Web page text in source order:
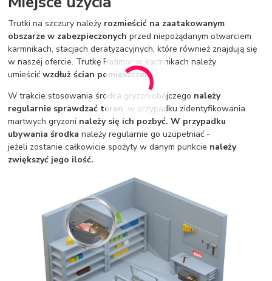
Trutki na szczury należy rozmieścić na zaatakowanym
obszarze w zabezpieczonych przed niepożądanym otwarciem
karmnikach, stacjach deratyzacyjnych, które również znajdują się
w naszej ofercie. Trutkę Ratimor w karmnikach należy
umieścićwzdłuż ścian pomieszczeń.
W trakcie stosowania środka gryzoniobójczego należy
regularnie sprawdzać teren, w przypadku zidentyfikowania
martwych gryzoni należy się ich pozbyć.W przypadku
ubywania środkanależy regularnie go uzupełniać -
jeżeli zostanie całkowicie spożyty w danym punkcie należy
zwiększyć jego ilość.